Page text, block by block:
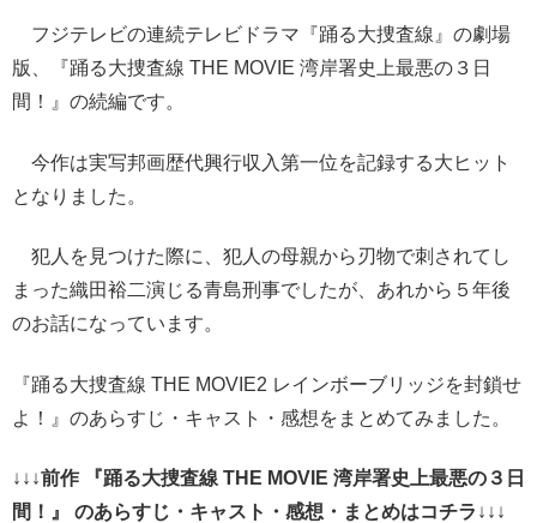
フジテレビの連続テレビドラマ『踊る大捜査線』の劇場
版、『踊る大捜査線 THE MOVIE 湾岸署史上最悪の３日
間！』の続編です。
今作は実写邦画歴代興行収入第一位を記録する大ヒット
となりました。
犯人を見つけた際に、犯人の母親から刃物で刺されてし
まった織田裕二演じる青島刑事でしたが、あれから５年後
のお話になっています。
『踊る大捜査線 THE MOVIE2 レインボーブリッジを封鎖せ
よ！』のあらすじ・キャスト・感想をまとめてみました。
↓↓↓前作 『踊る大捜査線 THE MOVIE 湾岸署史上最悪の３日
間！』 のあらすじ・キャスト・感想・まとめはコチラ ↓↓↓